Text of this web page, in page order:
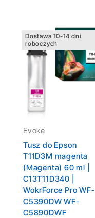
Dostawa 10-14 dni
roboczych
Evoke
Tusz do Epson
T11D3M magenta
(Magenta) 60 ml |
C13T11D340 |
WokrForce Pro WF-
C5390DW WF-
C5890DWF